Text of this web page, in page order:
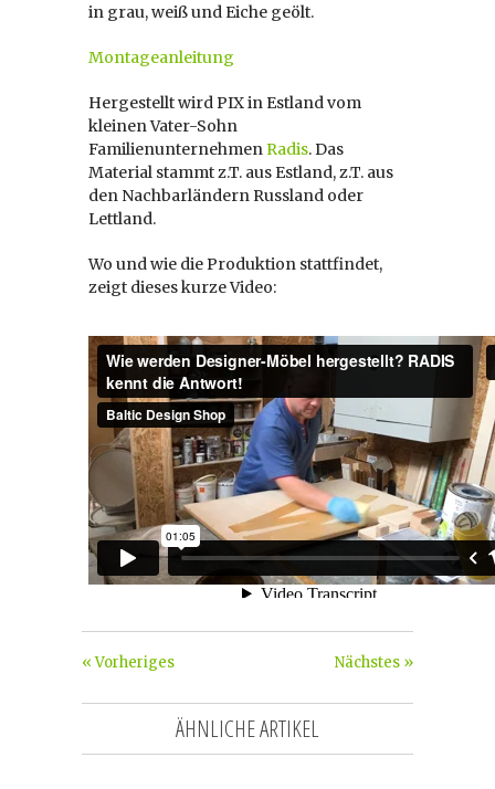
in grau, weiß und Eiche geölt.
Montageanleitung
Hergestellt wird PIX in Estland vom
kleinen Vater-Sohn
FamilienunternehmenRadis. Das
Material stammt z.T. aus Estland, z.T. aus
den Nachbarländern Russland oder
Lettland.
Wo und wie die Produktion stattfindet,
zeigt dieses kurze Video:
Nächstes »
« Vorheriges
ÄHNLICHE ARTIKEL